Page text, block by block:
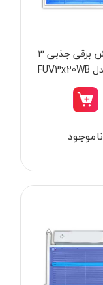
حشره‌کش برقی جذبی 3
ناموجود